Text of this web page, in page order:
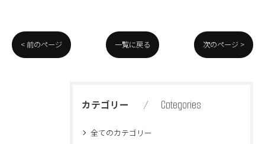
< 前のページ 一覧に戻る 次のページ >
カテゴリー Categories
全てのカテゴリー